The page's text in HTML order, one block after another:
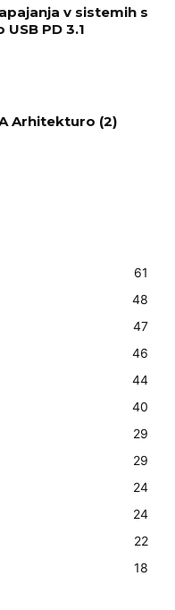
v sistemih s
PD 3.1
Arhitekturo (2)
61
48
47
46
44
40
29
29
24
24
22
18